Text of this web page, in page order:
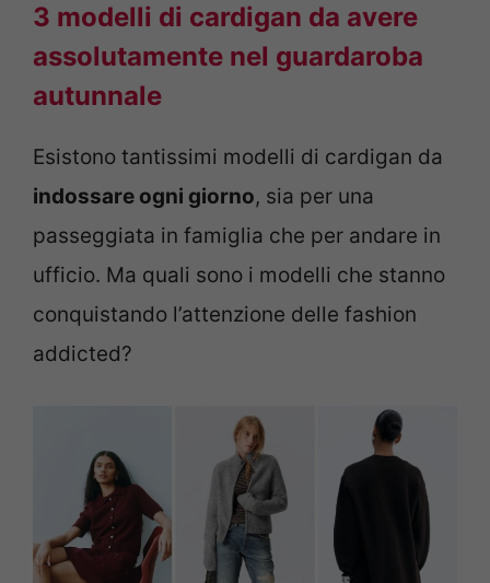
3 modelli di cardigan da avere
assolutamente nel guardaroba
autunnale
Esistono tantissimi modelli di cardigan da
indossare ogni giorno, sia per una
passeggiata in famiglia che per andare in
ufficio. Ma quali sono i modelli che stanno
conquistando l’attenzione delle fashion
addicted?